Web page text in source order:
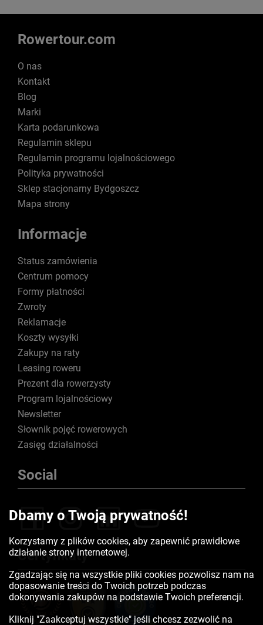
Rowertour.com
O nas
Kontakt
Blog
Marki
Karta podarunkowa
Regulamin sklepu
Regulamin programu lojalnościowego
Polityka prywatności
Sklep stacjonarny Bydgoszcz
Mapa strony
Informacje
Status zamówienia
Centrum pomocy
Formy płatności
Zwroty
Reklamacje
Koszty wysyłki
Zakupy na raty
Leasing roweru
Prezent dla rowerzysty
Program lojalnościowy
Newsletter
Słownik pojęć rowerowych
Zasięg działalności
Social
Certyfikaty
Dbamy o Twoją prywatność!
Korzystamy z plików cookies, aby zapewnić prawidłowe
działanie strony internetowej.
Zgadzając się na wszystkie pliki cookies pozwolisz nam na
dopasowanie treści do Twoich potrzeb podczas
dokonywania zakupów na podstawie Twoich preferencji.
Kliknij "Zaakceptuj wszystkie" jeśli chcesz zezwolić na